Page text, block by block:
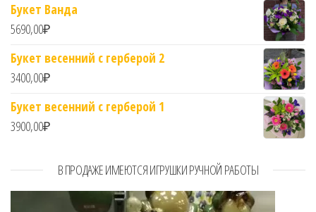
Букет Ванда
5690,00₽
Букет весенний с герберой 2
3400,00₽
Букет весенний с герберой 1
3900,00₽
В ПРОДАЖЕ ИМЕЮТСЯ ИГРУШКИ РУЧНОЙ РАБОТЫ